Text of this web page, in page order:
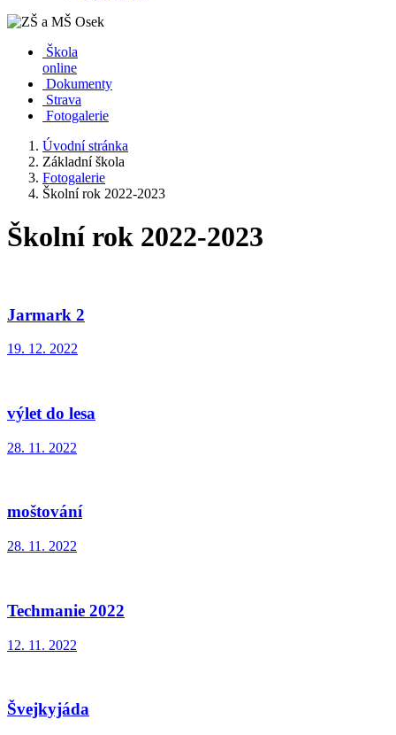
Škola
online
Dokumenty
Strava
Fotogalerie
Úvodní stránka
Základní škola
Fotogalerie
Školní rok 2022-2023
Školní rok 2022-2023
Jarmark 2
19. 12. 2022
výlet do lesa
28. 11. 2022
moštování
28. 11. 2022
Techmanie 2022
12. 11. 2022
Švejkyjáda